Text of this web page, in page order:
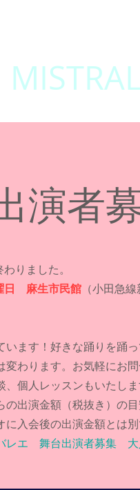
演者
りました。
日 麻生市民館 （小田急
ます！好きな踊りを踊
わります。お気軽にお問
個人レッスンもいたしま
出演金額（税抜き）の目
入会後の出演金額とは別
レエ 舞台出演者募集